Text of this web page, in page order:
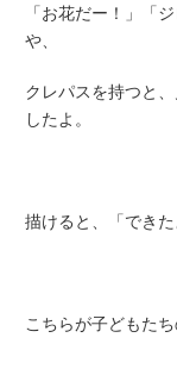
「お花だー！」「
や、
クレパスを持つと
したよ。
描けると、「でき
こちらが子どもた